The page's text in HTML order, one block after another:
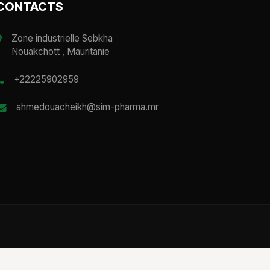
Zone industrielle Sebkha
Nouakchott , Mauritanie
+22225902959
ahmedouacheikh@sim-pharma.mr